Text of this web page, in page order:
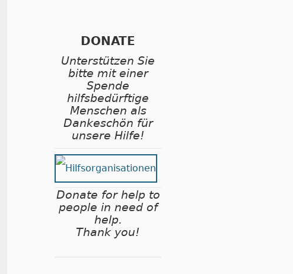
DONATE
Unterstützen Sie
bitte mit einer
Spende
hilfsbedürftige
Menschen als
Dankeschön für
unsere Hilfe!
Donate for help to
people in need of
help.
Thank you!